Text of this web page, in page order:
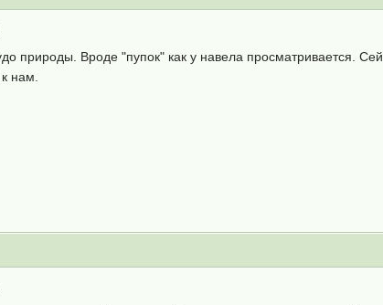
природы. Вроде "пупок" как у навела просматривается.
нам.